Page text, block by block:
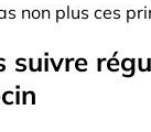
non plus ces
suivre